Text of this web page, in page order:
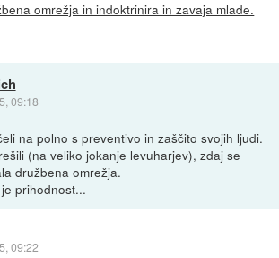
omrežja in indoktrinira in zavaja mlade.
09:18
na polno s preventivo in zaščito svojih ljudi.
(na veliko jokanje levuharjev), zdaj se
družbena omrežja.
prihodnost...
09:22